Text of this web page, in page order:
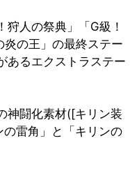
狩人の祭典」「G級！
の王」の最終ステー
あるエクストラステー
神闘化素材([キリン装
雷角」と「キリンの